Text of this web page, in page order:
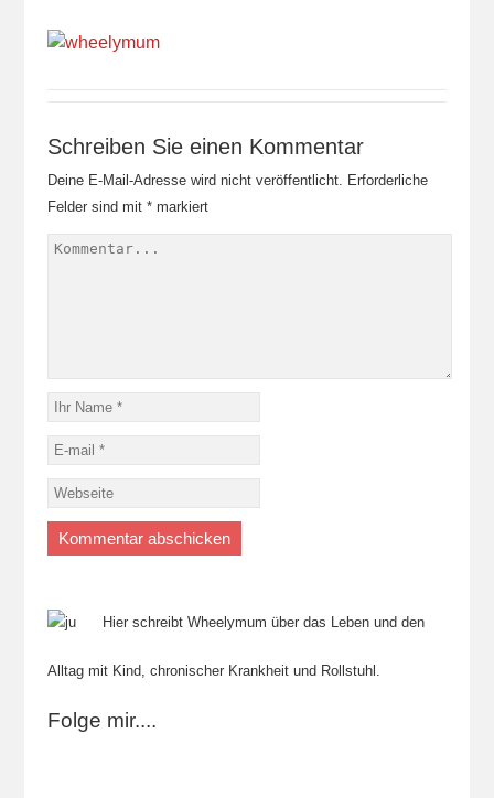
Schreiben Sie einen Kommentar
Deine E-Mail-Adresse wird nicht veröffentlicht. Erforderliche
Felder sind mit *markiert
Hier schreibt Wheelymum über das Leben und den
Alltag mit Kind, chronischer Krankheit und Rollstuhl.
Folge mir....